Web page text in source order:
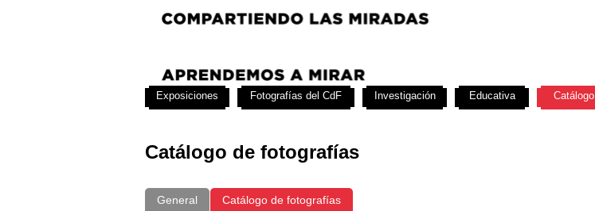
Catálogo de fotografías
General Catálogo de fotografías
Exposiciones Fotografías del CdF Investigación Educativa Catálogo